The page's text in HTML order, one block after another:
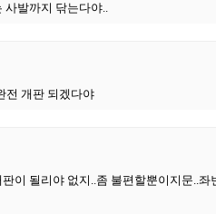
사발까지 닦는다야..
전 개판 되겠다야
이 될리야 없지..좀 불편할뿐이지문..